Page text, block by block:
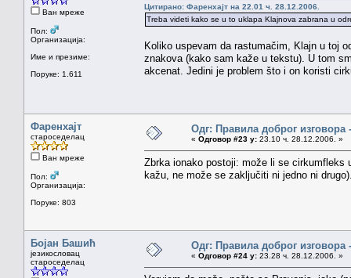
Ван мреже
Пол:
Организација:
Име и презиме:
Поруке: 1.611
Цитирано: Фаренхајт на 22.01 ч. 28.12.2006.
Treba videti kako se u to uklapa Klajnova zabrana u
Koliko uspevam da rastumačim, Klajn u toj
znakova (kako sam kaže u tekstu). U tom
akcenat. Jedini je problem što i on koristi
Фаренхајт
староседелац
Ван мреже
Пол:
Организација:
Поруке: 803
Одг: Правила доброг изговора
« Одговор #23 у: 23.10 ч. 28.12.2006. »
Zbrka ionako postoji: može li se cirkumfleks
kažu, ne može se zaključiti ni jedno ni
Бојан Башић
језикословац
староседелац
Одг: Правила доброг изговора
« Одговор #24 у: 23.28 ч. 28.12.2006. »